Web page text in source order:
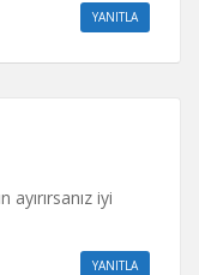
YANITLA
iyi
YANITLA